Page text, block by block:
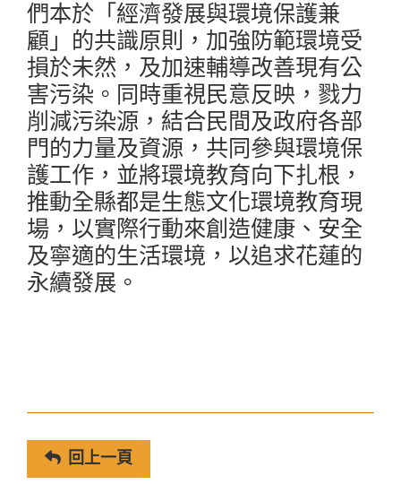
們本於「經濟發展與環境保護兼
顧」的共識原則，加強防範環境受
損於未然，及加速輔導改善現有公
害污染。同時重視民意反映，戮力
削減污染源，結合民間及政府各部
門的力量及資源，共同參與環境保
護工作，並將環境教育向下扎根，
推動全縣都是生態文化環境教育現
場，以實際行動來創造健康、安全
及寧適的生活環境，以追求花蓮的
永續發展。
回上一頁